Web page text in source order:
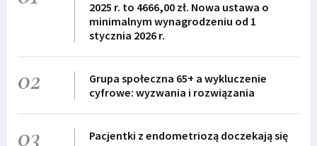
2025 r. to 4666,00 zł. Nowa ustawa o
minimalnym wynagrodzeniu od 1
stycznia 2026 r.
02
Grupa społeczna 65+ a wykluczenie
cyfrowe: wyzwania i rozwiązania
03
Pacjentki z endometriozą doczekają się